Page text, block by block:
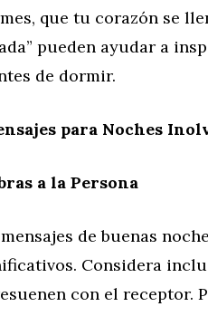
que tu corazón se
pueden ayudar a
de dormir.
para Noches
a la Persona
de buenas
Considera
con el receptor.